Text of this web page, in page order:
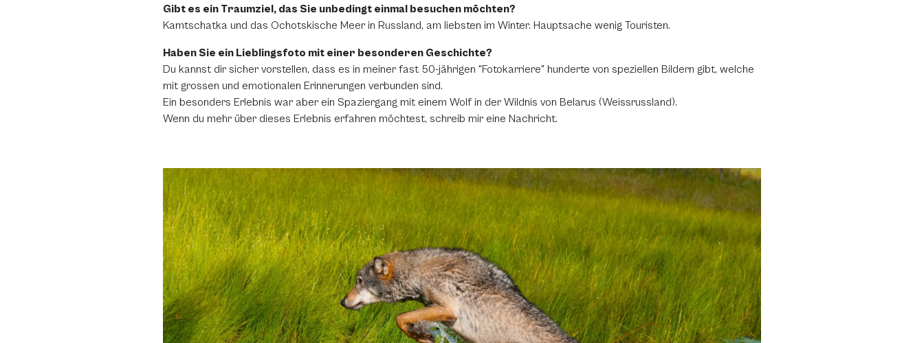
Gibt es ein Traumziel, das Sie unbedingt einmal besuchen möchten?
Kamtschatka und das Ochotskische Meer in Russland, am liebsten im Winter. Hauptsache wenig Touristen.
Haben Sie ein Lieblingsfoto mit einer besonderen Geschichte?
Du kannst dir sicher vorstellen, dass es in meiner fast 50-jährigen "Fotokarriere" hunderte von speziellen Bildern gibt, welche
mit grossen und emotionalen Erinnerungen verbunden sind.
Ein besonders Erlebnis war aber ein Spaziergang mit einem Wolf in der Wildnis von Belarus (Weissrussland).
Wenn du mehr über dieses Erlebnis erfahren möchtest, schreib mir eine Nachricht.